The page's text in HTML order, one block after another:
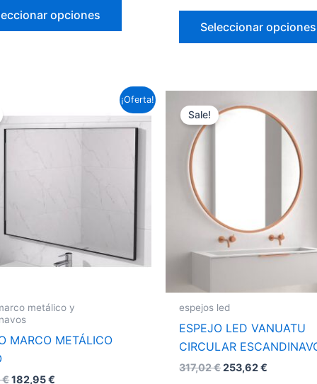
opciones
Seleccionar opciones
¡Oferta!
metálico y
MARCO METÁLICO
€182,95€
Este
producto
tiene
múltiples
Las
opciones
elegir
Sale!
espejos led
ESPEJO LED VANUATU
CIRCULAR
317,02€253,62€